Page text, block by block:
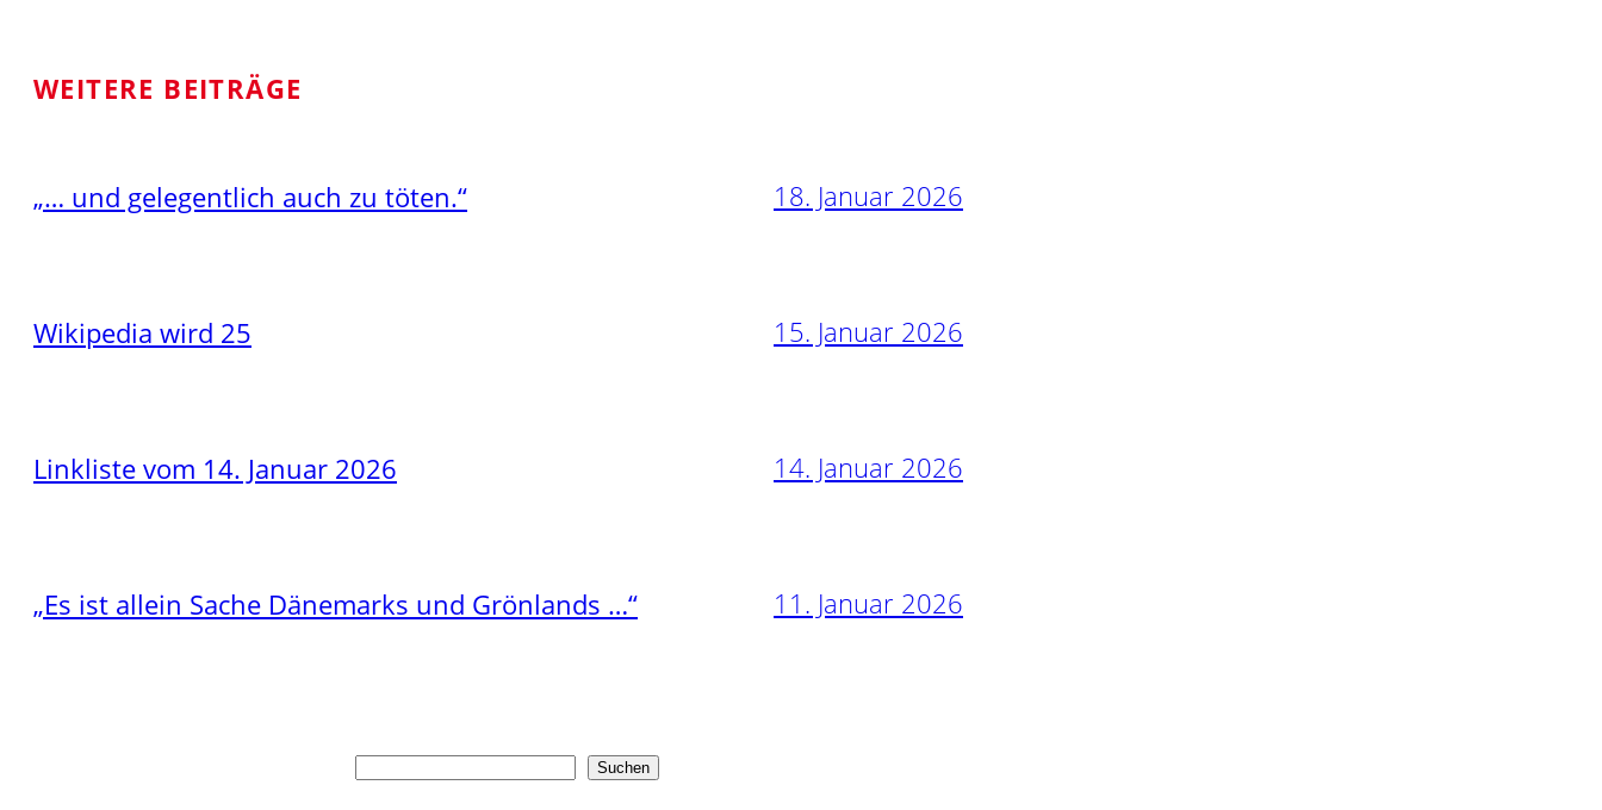
WEITERE BEITRÄGE
„… und gelegentlich auch zu töten.“ 18. Januar 2026
Wikipedia wird 25 15. Januar 2026
Linkliste vom 14. Januar 2026 14. Januar 2026
„Es ist allein Sache Dänemarks und Grönlands …“ 11. Januar 2026
Suchen